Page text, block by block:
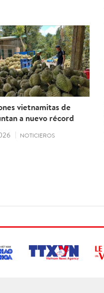
vietnamitas de
a nuevo récord
NOTICIEROS